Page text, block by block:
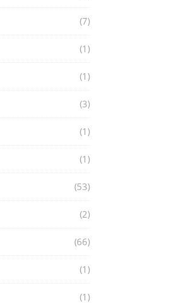
(7)
(1)
(1)
(3)
(1)
(1)
(53)
(2)
(66)
(1)
(1)